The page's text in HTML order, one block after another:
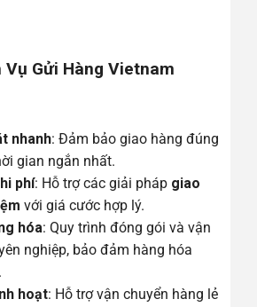
Gửi Hàng Vietnam
nhanh: Đảm bảo giao hàng đúng
gian ngắn nhất.
phí: Hỗ trợ các giải pháp giao
với giá cước hợp lý.
hóa: Quy trình đóng gói và vận
nghiệp, bảo đảm hàng hóa
hoạt: Hỗ trợ vận chuyển hàng lẻ